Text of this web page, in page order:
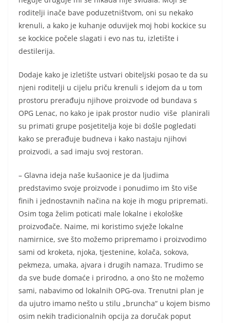
roditelji inače bave poduzetništvom, oni su nekako
krenuli, a kako je kuhanje oduvijek moj hobi kockice su
se kockice počele slagati i evo nas tu, izletište i
destilerija.
Dodaje kako je izletište ustvari obiteljski posao te da su
njeni roditelji u cijelu priču krenuli s idejom da u tom
prostoru prerađuju njihove proizvode od bundava s
OPG Lenac, no kako je ipak prostor nudio više planirali
su primati grupe posjetitelja koje bi došle pogledati
kako se prerađuje budneva i kako nastaju njihovi
proizvodi, a sad imaju svoj restoran.
– Glavna ideja naše kušaonice je da ljudima
predstavimo svoje proizvode i ponudimo im što više
finih i jednostavnih načina na koje ih mogu pripremati.
Osim toga želim poticati male lokalne i ekološke
proizvođače. Naime, mi koristimo svježe lokalne
namirnice, sve što možemo pripremamo i proizvodimo
sami od kroketa, njoka, tjestenine, kolača, sokova,
pekmeza, umaka, ajvara i drugih namaza. Trudimo se
da sve bude domaće i prirodno, a ono što ne možemo
sami, nabavimo od lokalnih OPG-ova. Trenutni plan je
da ujutro imamo nešto u stilu „bruncha“ u kojem bismo
osim nekih tradicionalnih opcija za doručak poput